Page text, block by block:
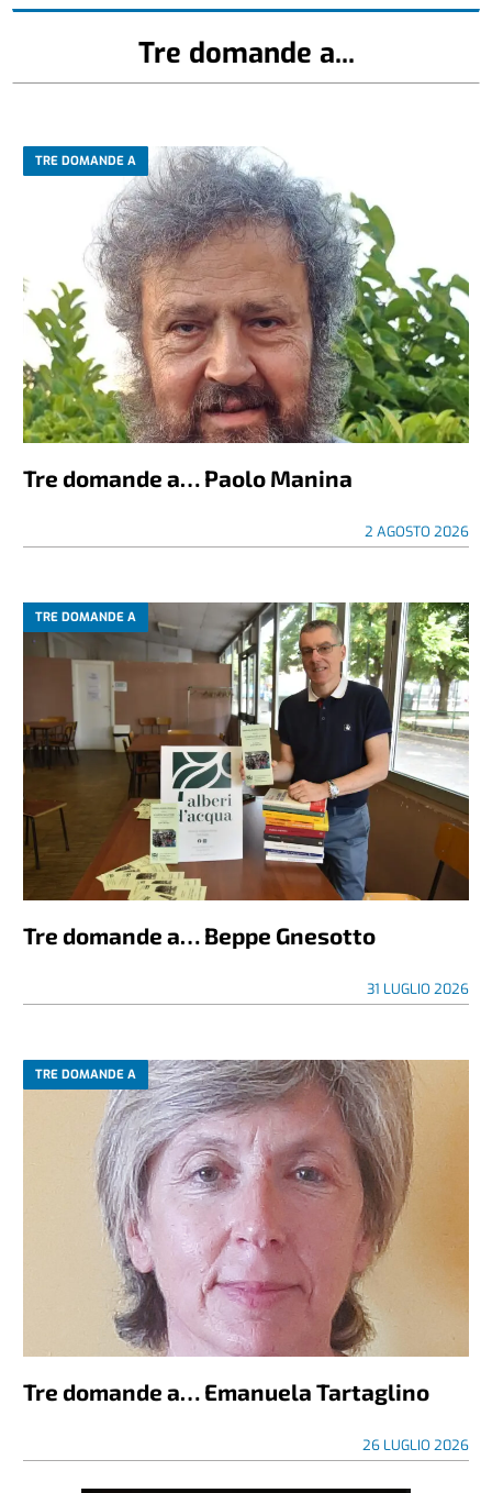
Tre domande a...
TRE DOMANDE A
Tre domande a… Paolo Manina
2 AGOSTO 2026
TRE DOMANDE A
Tre domande a… Beppe Gnesotto
31 LUGLIO 2026
TRE DOMANDE A
Tre domande a… Emanuela Tartaglino
26 LUGLIO 2026